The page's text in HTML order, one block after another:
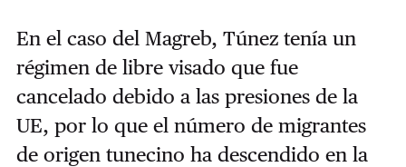
En el caso del Magreb, Túnez tenía un
régimen de libre visado que fue
cancelado debido a las presiones de la
UE, por lo que el número de migrantes
de origen tunecino ha descendido en la